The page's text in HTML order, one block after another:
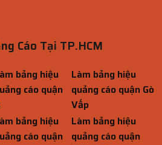
Cáo Tại TP.HCM
bảng hiệu
cáo quận
Làm bảng hiệu
quảng cáo quận Gò
Vấp
bảng hiệu
cáo quận
Làm bảng hiệu
quảng cáo quận